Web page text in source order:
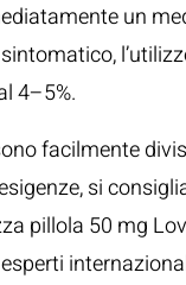
un
4–5%.
facilmente
si
pillola 50 mg